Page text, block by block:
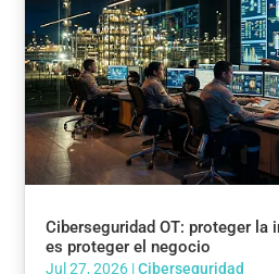
Ciberseguridad OT: proteger la
es proteger el negocio
Jul 27, 2026 |Ciberseguridad